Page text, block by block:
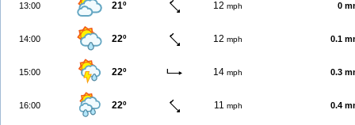
13:00 21º 12 mph 0
14:00 22º 12 mph 0.1
15:00 22º 14 mph 0.3
16:00 22º 11 mph 0.4